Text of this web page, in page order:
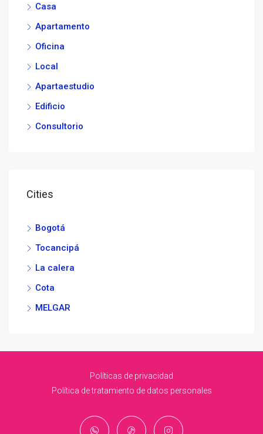
Casa
Apartamento
Oficina
Local
Apartaestudio
Edificio
Consultorio
Cities
Bogotá
Tocancipá
La calera
Cota
MELGAR
Políticas de privacidad
Política de tratamiento de datos personales